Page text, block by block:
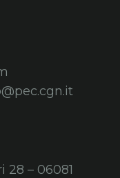
28 – 06081